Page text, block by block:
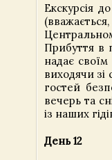
Екскурсія
Прибуття в
надає
виходячи
гостей
вечерь та
із наших
День 12